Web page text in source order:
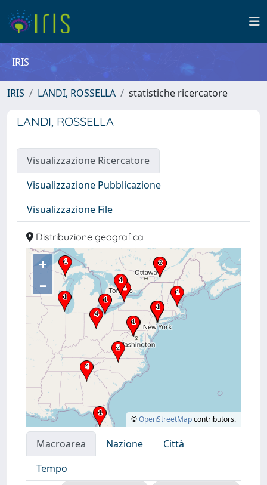
IRIS
IRIS LANDI, ROSSELLA statistiche ricercatore
LANDI, ROSSELLA
Visualizzazione Ricercatore
Visualizzazione Pubblicazione
Visualizzazione File
Distribuzione geografica
+
–
©OpenStreetMapcontributors.
Macroarea Nazione
Città
Tempo